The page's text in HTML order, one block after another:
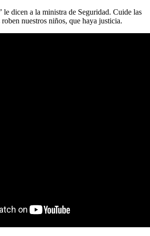
le dicen a la ministra de Seguridad. Cuide las
nuestros niños, que haya justicia.